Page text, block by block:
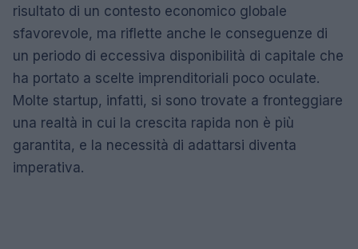
risultato di un contesto economico globale
sfavorevole, ma riflette anche le conseguenze di
un periodo di eccessiva disponibilità di capitale che
ha portato a scelte imprenditoriali poco oculate.
Molte startup, infatti, si sono trovate a fronteggiare
una realtà in cui la crescita rapida non è più
garantita, e la necessità di adattarsi diventa
imperativa.